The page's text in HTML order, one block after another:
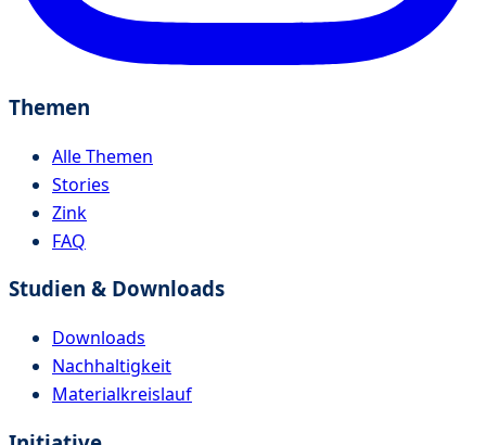
Themen
Alle Themen
Stories
Zink
FAQ
Studien & Downloads
Downloads
Nachhaltigkeit
Materialkreislauf